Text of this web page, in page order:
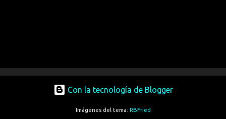
Con la tecnología de Blogger
Imágenes del tema: RBFried